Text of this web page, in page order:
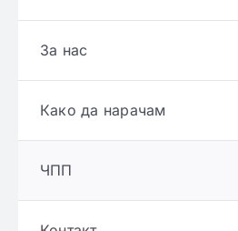
За нас
Како да нарачам
ЧПП